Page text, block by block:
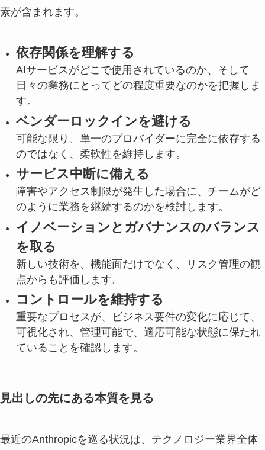
素が含まれます。
依存関係を理解する
AIサービスがどこで使用されているのか、そして
日々の業務にとってどの程度重要なのかを把握しま
す。
ベンダーロックインを避ける
可能な限り、単一のプロバイダーに完全に依存する
のではなく、柔軟性を維持します。
サービス中断に備える
障害やアクセス制限が発生した場合に、チームがど
のように業務を継続するのかを検討します。
イノベーションとガバナンスのバランス
を取る
新しい技術を、機能面だけでなく、リスク管理の観
点からも評価します。
コントロールを維持する
重要なプロセスが、ビジネス要件の変化に応じて、
可視化され、管理可能で、適応可能な状態に保たれ
ていることを確認します。
見出しの先にある本質を見る
最近のAnthropicを巡る状況は、テクノロジー業界全体